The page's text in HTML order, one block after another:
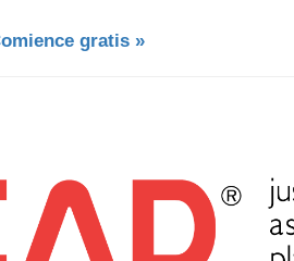
gratis »